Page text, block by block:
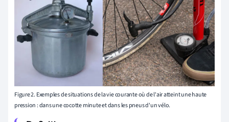
Figure 2. Exemples de situations de la vie courante où de l'air atteint une haute
pression : dans une cocotte minute et dans les pneus d'un vélo.